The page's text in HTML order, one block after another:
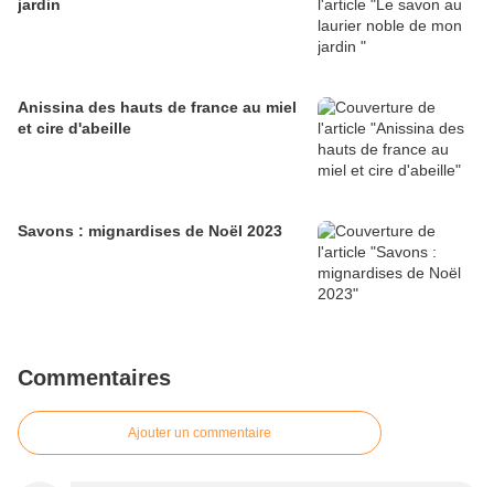
jardin
Anissina des hauts de france au miel
et cire d'abeille
Savons : mignardises de Noël 2023
Commentaires
Ajouter un commentaire